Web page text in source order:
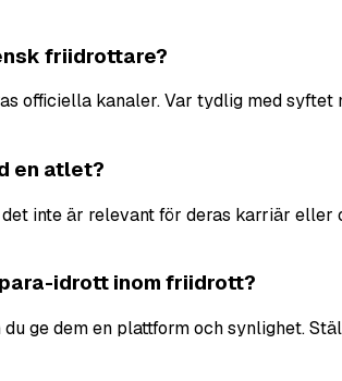
friidrottare?
officiella kanaler. Var tydlig med
en atlet?
inte är relevant för deras karriär
idrott inom friidrott?
ge dem en plattform och synlighet.